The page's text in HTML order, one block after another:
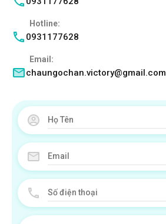
Hotline:
0931177628
Email:
chaungochan.victory@gmail.com